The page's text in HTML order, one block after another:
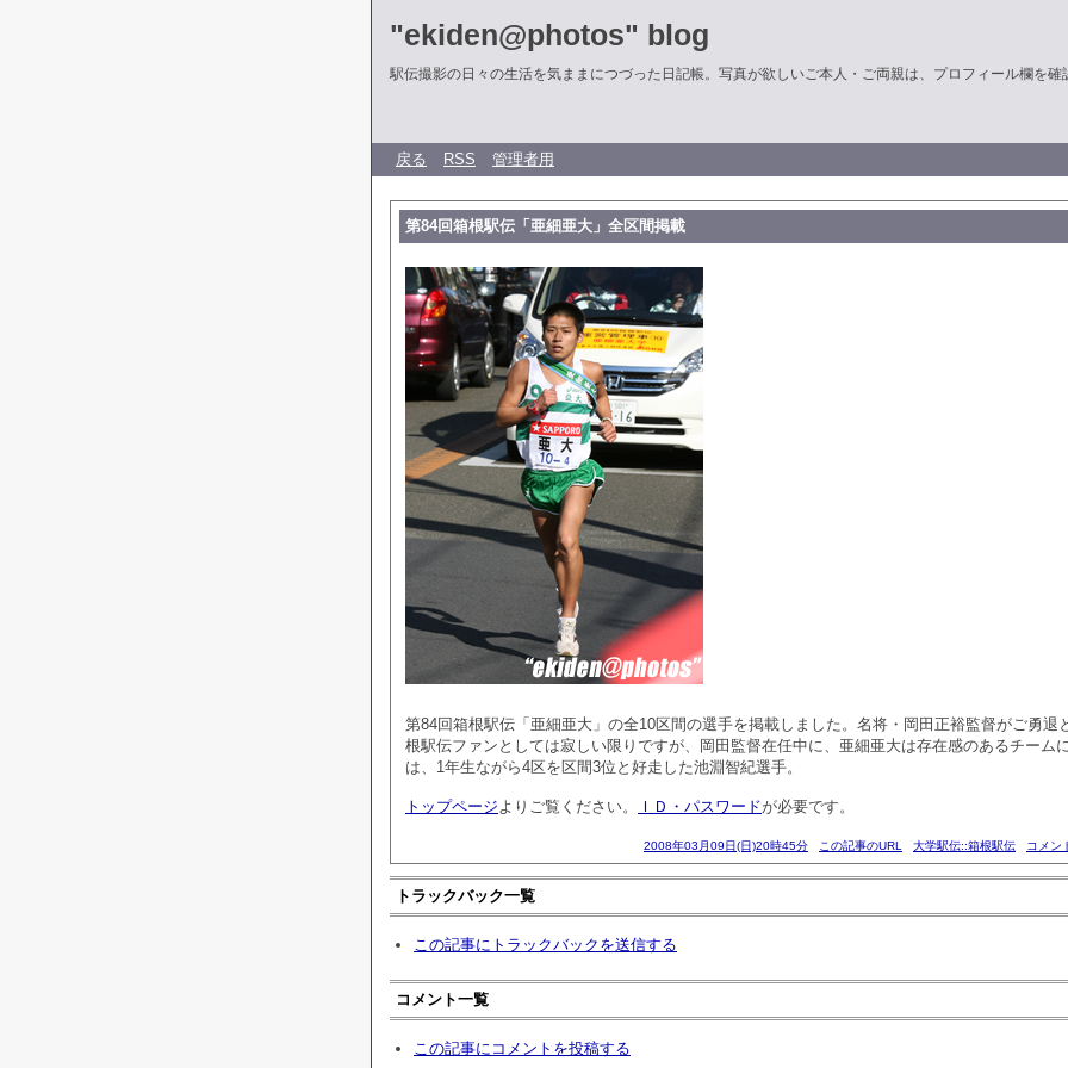
"ekiden@photos" blog
駅伝撮影の日々の生活を気ままにつづった日記帳。写真が欲しいご本人・ご両親は、プロフィール欄を確
戻る RSS 管理者用
第84回箱根駅伝「亜細亜大」全区間掲載
第84回箱根駅伝「亜細亜大」の全10区間の選手を掲載しました。名将・岡田正裕監督がご勇退
根駅伝ファンとしては寂しい限りですが、岡田監督在任中に、亜細亜大は存在感のあるチーム
は、1年生ながら4区を区間3位と好走した池淵智紀選手。
トップページよりご覧ください。 ＩＤ・パスワードが必要です。
2008年03月09日(日)20時45分 この記事のURL 大学駅伝::箱根駅伝 コメン
トラックバック一覧
この記事にトラックバックを送信する
コメント一覧
この記事にコメントを投稿する